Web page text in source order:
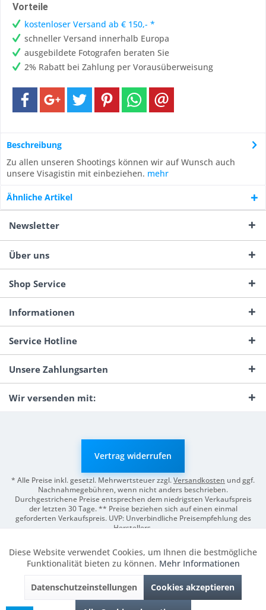
Vorteile
kostenloser Versand ab € 150,- *
schneller Versand innerhalb Europa
ausgebildete Fotografen beraten Sie
2% Rabatt bei Zahlung per Vorausüberweisung
Beschreibung
Zu allen unseren Shootings können wir auf Wunsch auch
unsere Visagistin mit einbeziehen. mehr
Ähnliche Artikel
Newsletter
Über uns
Shop Service
Informationen
Service Hotline
Unsere Zahlungsarten
Wir versenden mit:
Vertrag widerrufen
* Alle Preise inkl. gesetzl. Mehrwertsteuer zzgl.Versandkosten und ggf.
Nachnahmegebühren, wenn nicht anders beschrieben.
Durchgestrichene Preise entsprechen dem niedrigsten Verkaufspreis
der letzten 30 Tage. ** Preise beziehen sich auf einen einmal
geforderten Verkaufspreis. UVP: Unverbindliche Preisempfehlung des
Herstellers.
Funktionale Aktiv
Marketing Inaktiv
Diese Website verwendet Cookies, um Ihnen die bestmögliche
Funktionalität bieten zu können. Mehr Informationen
Datenschutzeinstellungen Cookies akzeptieren